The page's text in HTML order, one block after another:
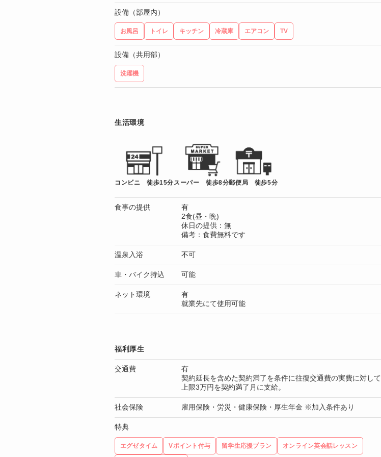
設備（部屋内）
お風呂 トイレ キッチン 冷蔵庫 エアコン TV
設備（共用部）
洗濯機
生活環境
コンビニ 徒歩15分スーパー 徒歩8分郵便局 徒歩5分
食事の提供
有
2食(昼・晩)
休日の提供：無
備考：食費無料です
温泉入浴 不可
車・バイク持込 可能
ネット環境
有
就業先にて使用可能
福利厚生
交通費
有
契約延長を含めた契約満了を条件に往復交通費の実費に対して
上限3万円を契約満了月に支給。
社会保険 雇用保険・労災・健康保険・厚生年金 ※加入条件あり
特典
エグゼタイム Vポイント付与 留学生応援プラン オンライン英会話レッスン